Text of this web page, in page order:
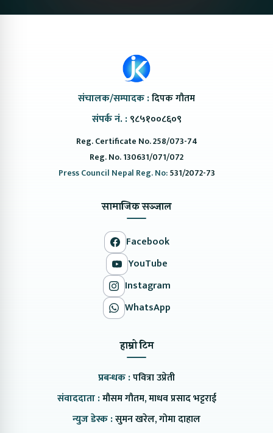
संचालक/सम्पादक :दिपक गौतम
संपर्क नं. : ९८५१००८६०९
Reg. Certificate No. 258/073-74
Reg. No. 130631/071/072
Press Council Nepal Reg. No:531/2072-73
सामाजिक सञ्जाल
Facebook
YouTube
Instagram
WhatsApp
हाम्रो टिम
प्रबन्धक :पवित्रा उप्रेती
संवाददाता :मौसम गौतम, माधव प्रसाद भट्टराई
न्युज डेस्क :सुमन खरेल, गोमा दाहाल